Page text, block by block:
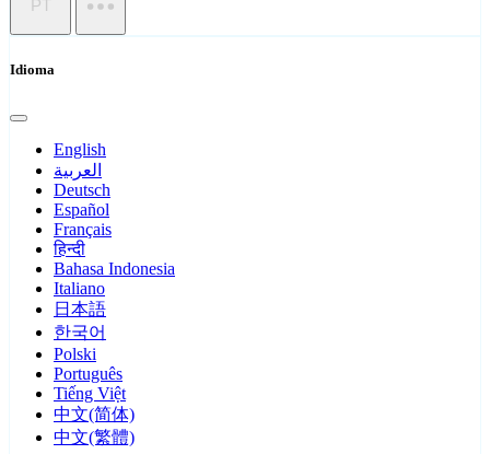
PT
Idioma
English
العربية
Deutsch
Español
Français
हिन्दी
Bahasa Indonesia
Italiano
日本語
한국어
Polski
Português
Tiếng Việt
中文(简体)
中文(繁體)